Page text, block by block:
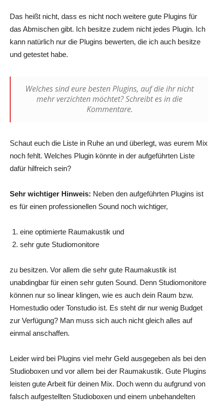
Das heißt nicht, dass es nicht noch weitere gute Plugins für
das Abmischen gibt. Ich besitze zudem nicht jedes Plugin. Ich
kann natürlich nur die Plugins bewerten, die ich auch besitze
und getestet habe.
Welches sind eure besten Plugins, auf die ihr nicht
mehr verzichten möchtet? Schreibt es in die
Kommentare.
Schaut euch die Liste in Ruhe an und überlegt, was eurem Mix
noch fehlt. Welches Plugin könnte in der aufgeführten Liste
dafür hilfreich sein?
Sehr wichtiger Hinweis: Neben den aufgeführten Plugins ist
es für einen professionellen Sound noch wichtiger,
eine optimierte Raumakustik und
sehr gute Studiomonitore
zu besitzen. Vor allem die sehr gute Raumakustik ist
unabdingbar für einen sehr guten Sound. Denn Studiomonitore
können nur so linear klingen, wie es auch dein Raum bzw.
Homestudio oder Tonstudio ist. Es steht dir nur wenig Budget
zur Verfügung? Man muss sich auch nicht gleich alles auf
einmal anschaffen.
Leider wird bei Plugins viel mehr Geld ausgegeben als bei den
Studioboxen und vor allem bei der Raumakustik. Gute Plugins
leisten gute Arbeit für deinen Mix. Doch wenn du aufgrund von
falsch aufgestellten Studioboxen und einem unbehandelten